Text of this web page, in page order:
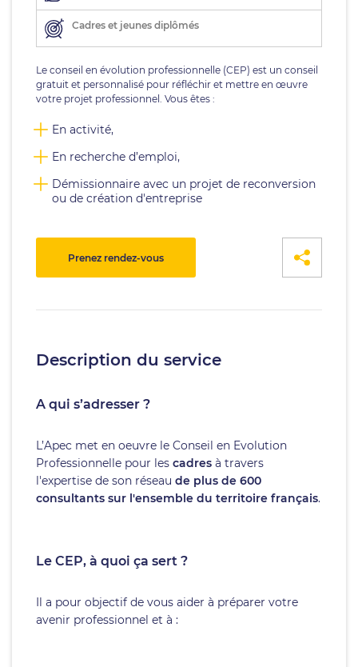
Cadres et jeunes diplômés
Le conseil en évolution professionnelle (CEP) est un conseil
gratuit et personnalisé pour réfléchir et mettre en œuvre
votre projet professionnel. Vous êtes :
En activité,
En recherche d’emploi,
Démissionnaire avec un projet de reconversion
ou de création d'entreprise
Prenez rendez-vous
Description du service
A qui s’adresser ?
L’Apec met en oeuvre le Conseil en Evolution
Professionnelle pour les cadres à travers
l'expertise de son réseau de plus de 600
consultants sur l'ensemble du territoire français.
Le CEP, à quoi ça sert ?
Il a pour objectif de vous aider à préparer votre
avenir professionnel et à :